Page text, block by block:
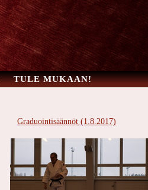
TULE MUKAAN!
Graduointisäännöt (1.8.2017)